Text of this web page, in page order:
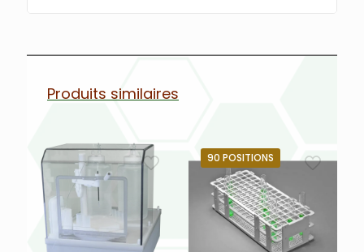
Produits similaires
90 POSITIONS